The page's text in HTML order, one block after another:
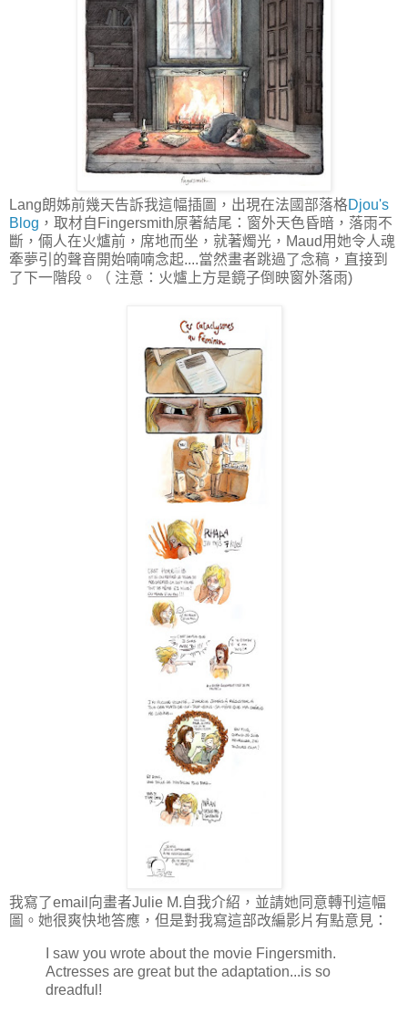
Lang朗姊前幾天告訴我這幅插圖，出現在法國部落格Djou's
Blog ，取材自Fingersmith原著結尾：窗外天色昏暗，落雨不
斷，倆人在火爐前，席地而坐，就著燭光，Maud用她令人魂
牽夢引的聲音開始喃喃念起....當然畫者跳過了念稿，直接到
了下一階段。（ 注意：火爐上方是鏡子倒映窗外落雨)
我寫了email向畫者Julie M.自我介紹，並請她同意轉刊這幅
圖。她很爽快地答應，但是對我寫這部改編影片有點意見：
I saw you wrote about the movie Fingersmith.
Actresses are great but the adaptation...is so
dreadful!